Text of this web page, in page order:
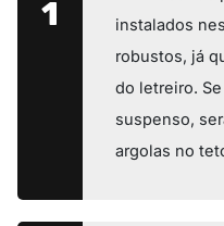
1
instalados
robustos, já
do letreiro.
suspenso,
argolas no